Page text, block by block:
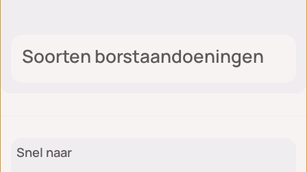
Soorten borstaandoeningen
Snel naar